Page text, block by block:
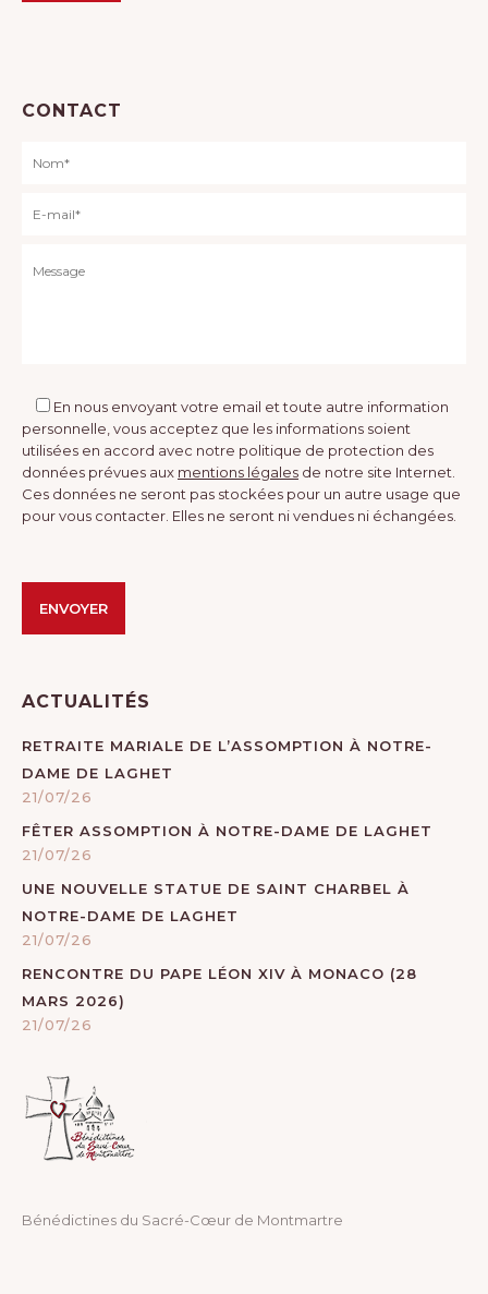
CONTACT
En nous envoyant votre email et toute autre information
personnelle, vous acceptez que les informations soient
utilisées en accord avec notre politique de protection des
données prévues aux mentions légales de notre site Internet.
Ces données ne seront pas stockées pour un autre usage que
pour vous contacter. Elles ne seront ni vendues ni échangées.
Veuillez laisser ce champ vide.
ACTUALITÉS
RETRAITE MARIALE DE L’ASSOMPTION À NOTRE-
DAME DE LAGHET
21/07/26
FÊTER ASSOMPTION À NOTRE-DAME DE LAGHET
21/07/26
UNE NOUVELLE STATUE DE SAINT CHARBEL À
NOTRE-DAME DE LAGHET
21/07/26
RENCONTRE DU PAPE LÉON XIV À MONACO (28
MARS 2026)
21/07/26
Bénédictines du Sacré-Cœur de Montmartre